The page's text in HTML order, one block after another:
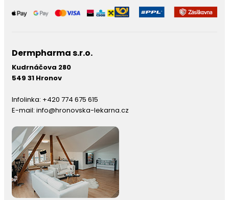
Dermpharma s.r.o.
Kudrnáčova 280
549 31 Hronov
Infolinka: +420 774 675 615
E-mail: info@hronovska-lekarna.cz